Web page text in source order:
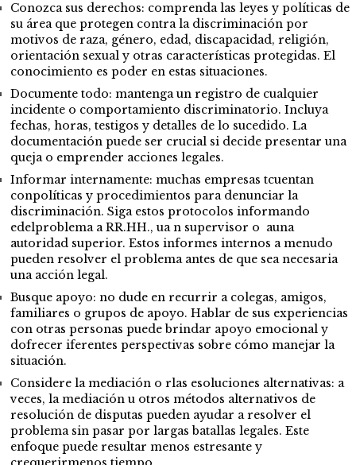
Conozca sus derechos: comprenda las leyes y políticas de
su área que protegen contra la discriminación por
motivos de raza, género, edad, discapacidad, religión,
orientación sexual y otras características protegidas. El
conocimiento es poder en estas situaciones.
Documente todo: mantenga un registro de cualquier
incidente o comportamiento discriminatorio. Incluya
fechas, horas, testigos y detalles de lo sucedido. La
documentación puede ser crucial si decide presentar una
queja o emprender acciones legales.
Informar internamente: muchas empresas tcuentan
conpolíticas y procedimientos para denunciar la
discriminación. Siga estos protocolos informando
edelproblema a RR.HH., ua n supervisor o auna
autoridad superior. Estos informes internos a menudo
pueden resolver el problema antes de que sea necesaria
una acción legal.
Busque apoyo: no dude en recurrir a colegas, amigos,
familiares o grupos de apoyo. Hablar de sus experiencias
con otras personas puede brindar apoyo emocional y
dofrecer iferentes perspectivas sobre cómo manejar la
situación.
Considere la mediación o rlas esoluciones alternativas: a
veces, la mediación u otros métodos alternativos de
resolución de disputas pueden ayudar a resolver el
problema sin pasar por largas batallas legales. Este
enfoque puede resultar menos estresante y